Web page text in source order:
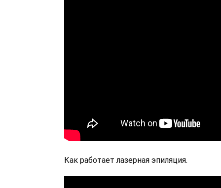
Как работает лазерная эпиляция.